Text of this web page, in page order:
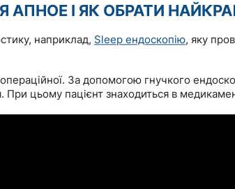
АПНОЕ І ЯК ОБРАТИ
наприклад, Sleep ендоскопію, яку
За допомогою гнучкого
При цьому пацієнт знаходиться в